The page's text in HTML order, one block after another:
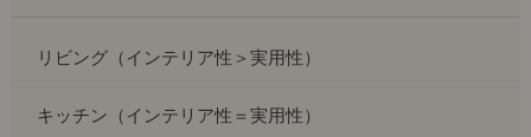
リビング（インテリア性＞実用性）
キッチン（インテリア性＝実用性）